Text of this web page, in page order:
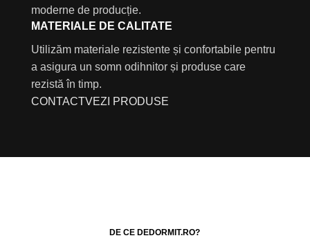
moderne de producție.
MATERIALE DE CALITATE
Utilizăm materiale rezistente și confortabile pentru
a asigura un somn odihnitor și produse care
rezistă în timp.
CONTACTVEZI PRODUSE
DE CE DEDORMIT.RO?